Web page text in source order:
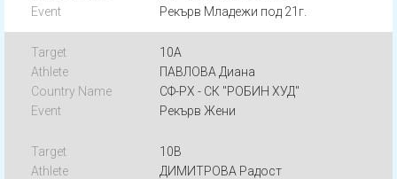
Рекърв Младежи под 21г.
10A
ПАВЛОВА Диана
СФ-РХ - СК "РОБИН ХУД"
Рекърв Жени
10B
ДИМИТРОВА Радост